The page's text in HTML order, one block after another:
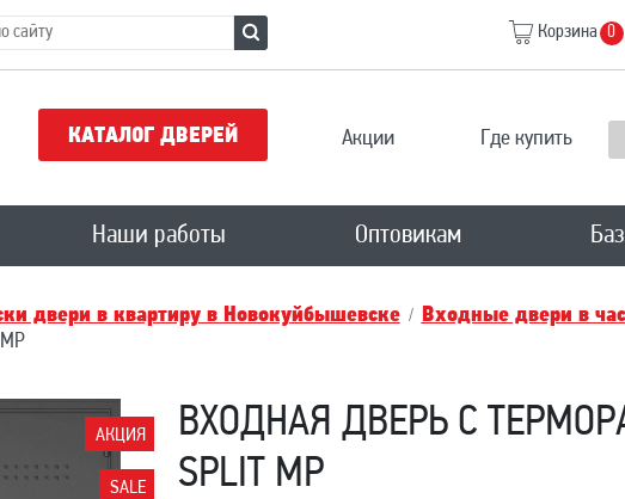
Корзина 0
КАТАЛОГ ДВЕРЕЙ Акции Где купить
Наши работы Оптовикам
двери в квартиру в Новокуйбышевскe
Входные двери в
АКЦИЯ
SALE
ВХОДНАЯ ДВЕРЬ С
SPLIT MP